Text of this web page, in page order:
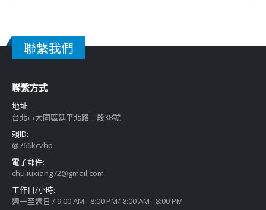
聯繫我們
聯繫方式
地址:
台北市大同區延平北路二段38號
賴ID:
@766kcvhp
電子郵件:
chuliuxiang72@gmail.com
工作日/小時:
週一至週日 / 9:00 AM - 8:00 PM/ 8:00 AM - 8:00 PM